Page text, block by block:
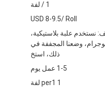
1 / لفة
USD 8-9.5/ Roll
نستخدم علبة بلاستيكية،
الصافي 1.0 كيلوجرام، وضعنا المجففة في
ذلك، استخ
1-5 عمل يوم
1 per1 لفة